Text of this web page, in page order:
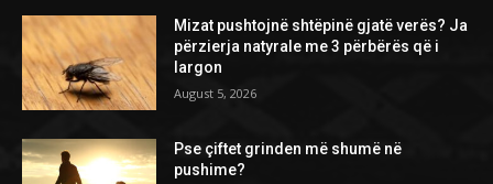
Mizat pushtojnë shtëpinë gjatë verës? Ja
përzierja natyrale me 3 përbërës që i
largon
August 5, 2026
Pse çiftet grinden më shumë në
pushime?